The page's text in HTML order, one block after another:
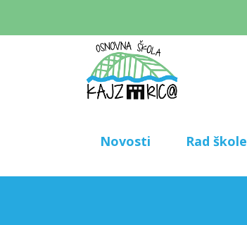
Novosti Rad škole